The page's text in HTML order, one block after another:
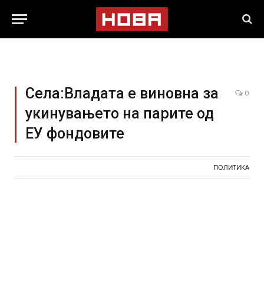
Села:Владата е виновна за
укинувањето на парите од
ЕУ фондовите
0
ПОЛИТИКА